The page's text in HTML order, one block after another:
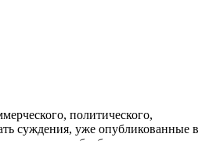
политического,
суждения, уже опубликованные в